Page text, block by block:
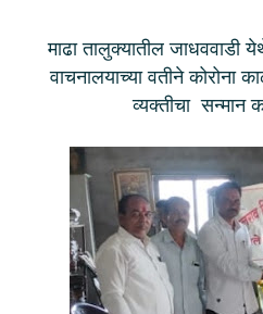
माढा तालुक्यातील जाधववाडी
वाचनालयाच्या वतीने कोरोना
व्यक्तीचा सन्मान